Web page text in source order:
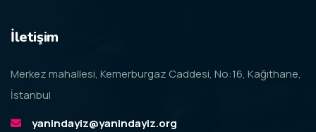
İletişim
Merkez mahallesi, Kemerburgaz Caddesi, No:16, Kağıthane,
İstanbul
yanindayiz@yanindayiz.org